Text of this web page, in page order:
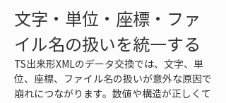
文字・単位・座標・ファ
イル名の扱いを統一する
TS出来形XMLのデータ交換では、文字、単
位、座標、ファイル名の扱いが意外な原因で
崩れにつながります。数値や構造が正しくて